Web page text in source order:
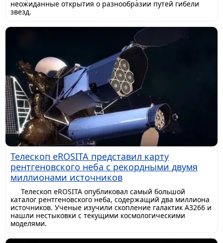
неожиданные открытия о разнообразии путей гибели
звезд.
Телескоп eROSITA представил карту
рентгеновского неба с рекордными двумя
миллионами источников
Телескоп eROSITA опубликовал самый большой
каталог рентгеновского неба, содержащий два миллиона
источников. Ученые изучили скопление галактик A3266 и
нашли нестыковки с текущими космологическими
моделями.